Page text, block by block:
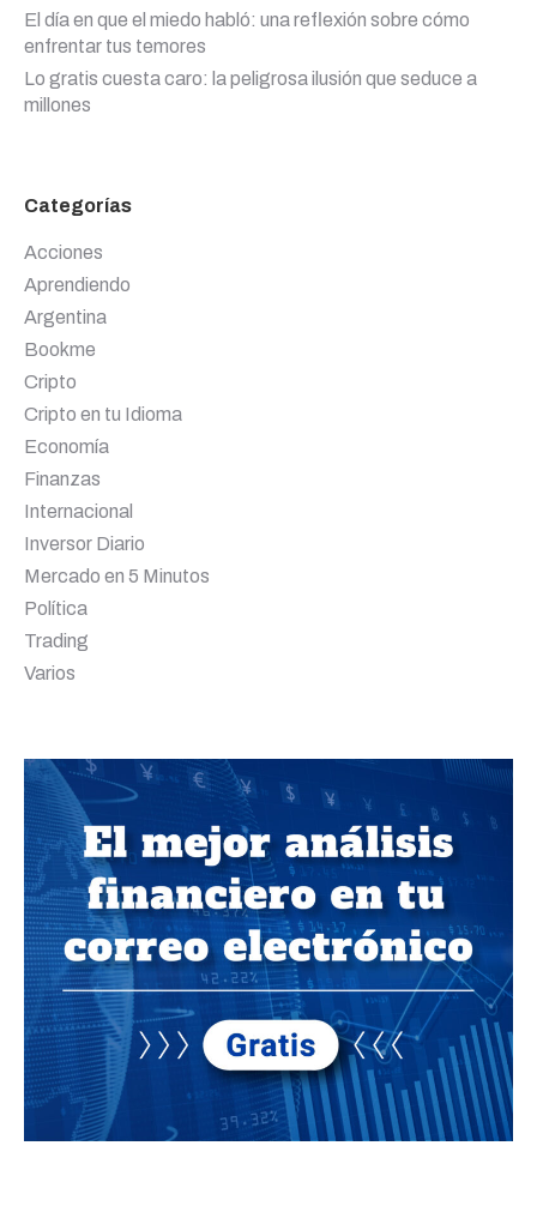
El día en que el miedo habló: una reflexión sobre cómo
enfrentar tus temores
Lo gratis cuesta caro: la peligrosa ilusión que seduce a
millones
Categorías
Acciones
Aprendiendo
Argentina
Bookme
Cripto
Cripto en tu Idioma
Economía
Finanzas
Internacional
Inversor Diario
Mercado en 5 Minutos
Política
Trading
Varios